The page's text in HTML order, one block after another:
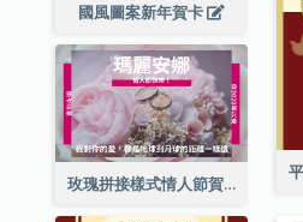
國風圖案新年賀卡
玫瑰拼接樣式情人節賀卡